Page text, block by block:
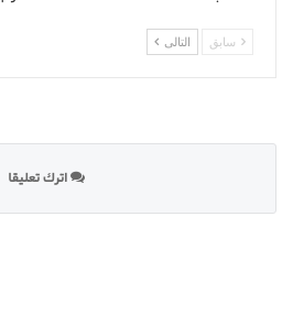
سابق التالى
اترك تعليقا